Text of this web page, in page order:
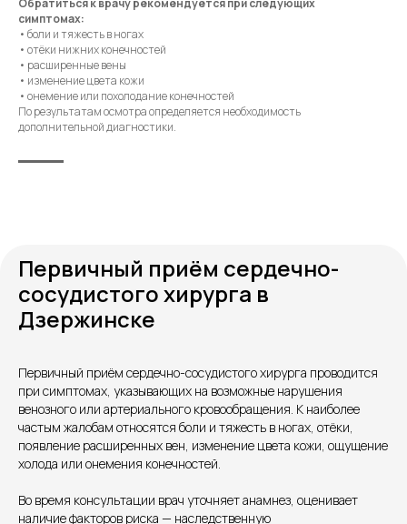
Обратиться к врачу рекомендуется при следующих
симптомах:
• боли и тяжесть в ногах
• отёки нижних конечностей
• расширенные вены
• изменение цвета кожи
• онемение или похолодание конечностей
По результатам осмотра определяется необходимость
дополнительной диагностики.
Первичный приём сердечно-
сосудистого хирурга в
Дзержинске
Первичный приём сердечно-сосудистого хирурга проводится
при симптомах, указывающих на возможные нарушения
венозного или артериального кровообращения. К наиболее
частым жалобам относятся боли и тяжесть в ногах, отёки,
появление расширенных вен, изменение цвета кожи, ощущение
холода или онемения конечностей.
Во время консультации врач уточняет анамнез, оценивает
наличие факторов риска — наследственную
Контакты